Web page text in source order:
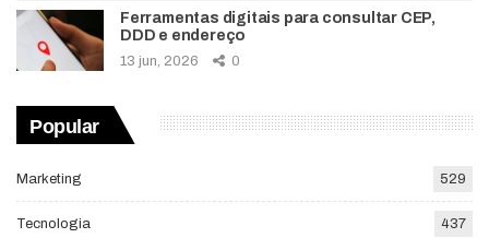
Ferramentas digitais para consultar CEP,
DDD e endereço
13 jun, 2026 0
Popular
Marketing 529
Tecnologia 437